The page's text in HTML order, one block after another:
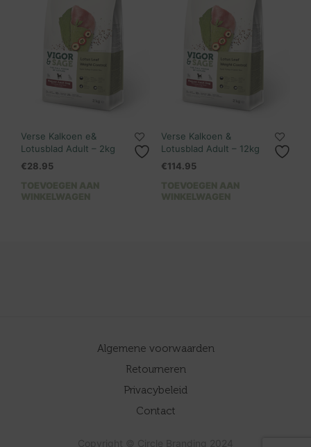
Verse Kalkoen e&
Lotusblad Adult – 2kg
€28.95
TOEVOEGEN AAN
WINKELWAGEN
Verse Kalkoen &
Lotusblad Adult – 12kg
€114.95
TOEVOEGEN AAN
WINKELWAGEN
Algemene voorwaarden
Retourneren
Privacybeleid
Contact